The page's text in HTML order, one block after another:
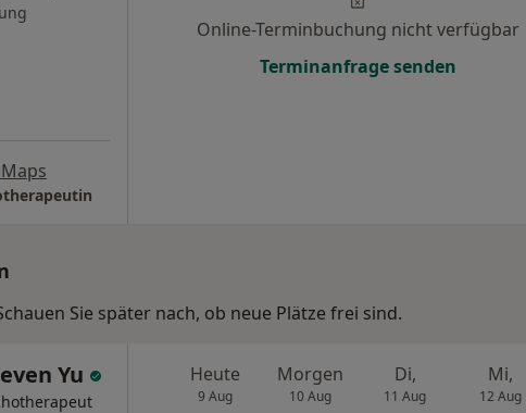
Online-Terminbuchung nicht verfügbar
Terminanfrage senden
Sie später nach, ob neue Plätze frei sind.
Yu Heute
9 Aug
Morgen
10 Aug
Di,
11 Aug
Mi,
12 Aug